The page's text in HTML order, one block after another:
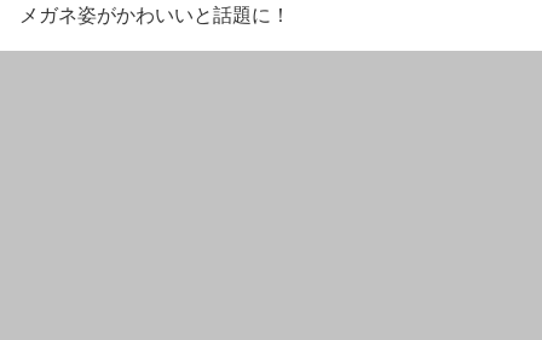
メガネ姿がかわいいと話題に！